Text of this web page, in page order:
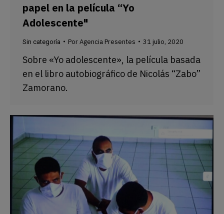
papel en la película “Yo
Adolescente"
Sin categoría PorAgencia Presentes 31 julio, 2020
Sobre «Yo adolescente», la película basada
en el libro autobiográfico de Nicolás “Zabo”
Zamorano.